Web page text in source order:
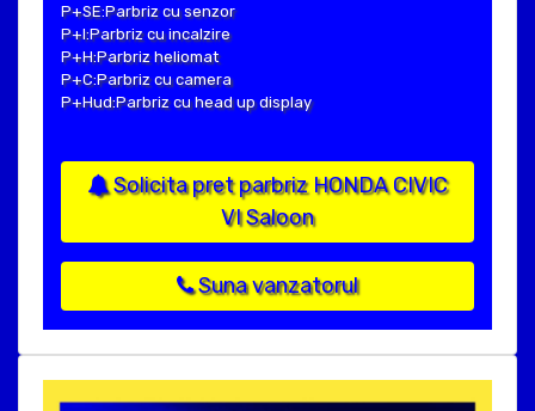
P+SE:Parbriz cu senzor
P+I:Parbriz cu incalzire
P+H:Parbriz heliomat
P+C:Parbriz cu camera
P+Hud:Parbriz cu head up display
Solicita pret parbriz HONDA CIVIC
VI Saloon
Suna vanzatorul